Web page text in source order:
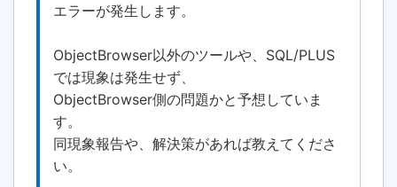
エラーが発生します。
ObjectBrowser以外のツールや、SQL/PLUS
では現象は発生せず、
ObjectBrowser側の問題かと予想していま
す。
同現象報告や、解決策があれば教えてくださ
い。